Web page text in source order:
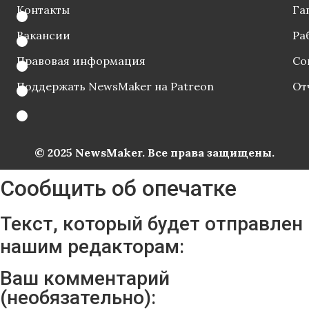
Контакты
Вакансии
Правовая информация
Поддержать NewsMaker на Patreon
© 2025 NewsMaker. Все права защищены.
Сообщить об опечатке
Текст, который будет отправлен
нашим редакторам:
Ваш комментарий
(необязательно):